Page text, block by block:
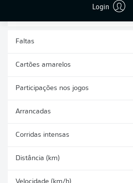
Login
Faltas
Cartões amarelos
Participações nos jogos
Arrancadas
Corridas intensas
Distância (km)